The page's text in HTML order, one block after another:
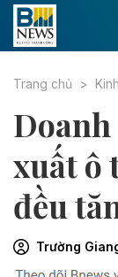
Trang chủ
Doanh
xuất ô
đều
Trường